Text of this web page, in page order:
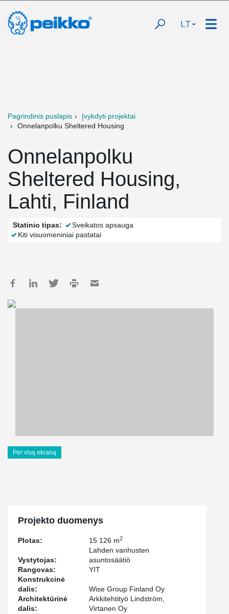
LT
Pagrindinis puslapis
Įvykdyti projektai
Onnelanpolku Sheltered Housing
Onnelanpolku
Sheltered Housing,
Lahti, Finland
Statinio tipas:
Sveikatos apsauga
Kiti visuomeniniai pastatai
Per visą ekraną
Projekto duomenys
Plotas: 15 126 m2
Vystytojas:
Lahden vanhusten
asuntosäätiö
Rangovas:
YIT
Konstrukcinė
dalis:
Wise Group Finland Oy
Architektūrinė
dalis:
Arkkitehtityö Lindström,
Virtanen Oy